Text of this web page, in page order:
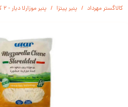
کالاگستر مهرداد پنیر پیتزا پنیر موزارلا دیار - 2 کیلوگرم